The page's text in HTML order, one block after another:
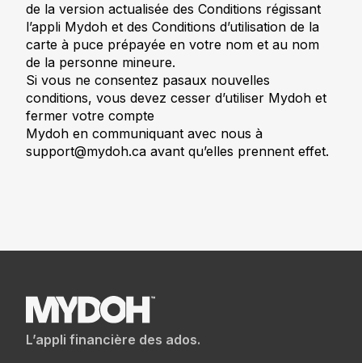
de la version actualisée des Conditions régissant
l’appli Mydoh et des Conditions d’utilisation de la
carte à puce prépayée en votre nom et au nom
de la personne mineure.
Si vous ne consentez pasaux nouvelles
conditions, vous devez cesser d’utiliser Mydoh et
fermer votre compte
Mydoh en communiquant avec nous à
support@mydoh.ca avant qu’elles prennent effet.
L’appli financière des ados.